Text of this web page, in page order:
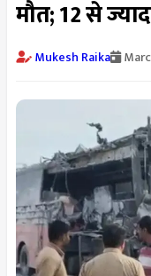
मौत; 12 से
Mukesh Raika